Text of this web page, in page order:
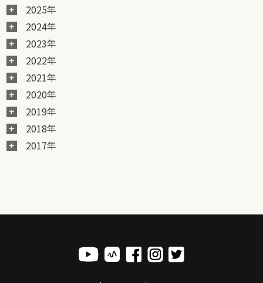
2025年
2024年
2023年
2022年
2021年
2020年
2019年
2018年
2017年